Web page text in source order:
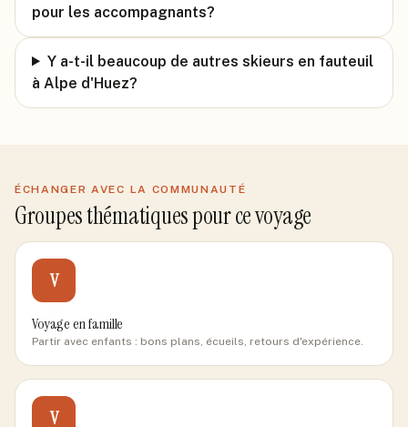
pour les accompagnants?
Y a-t-il beaucoup de autres skieurs en fauteuil
à Alpe d'Huez?
ÉCHANGER AVEC LA COMMUNAUTÉ
Groupes thématiques pour ce voyage
V
Voyage en famille
Partir avec enfants : bons plans, écueils, retours d'expérience.
V